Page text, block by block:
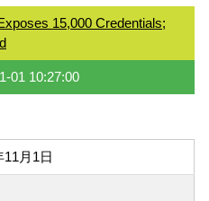
15,000 Credentials;
01 10:27:00
11月1日